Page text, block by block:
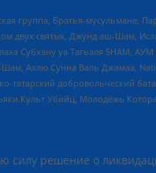
группа, Братья-мусульмане,
двух святых, Джунд аш-Шам,
Субхану уа Тагьаля SHAM,
Ахлю Сунна Валь Джамаа,
татарский добровольческий
Культ Убийц, Молодёжь
силу решение о